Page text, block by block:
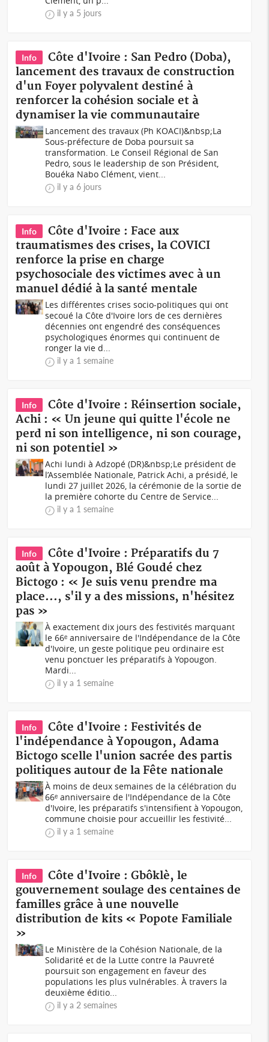
il y a 5 jours
Info
Côte d'Ivoire : San Pedro (Doba),
lancement des travaux de construction
d'un Foyer polyvalent destiné à
renforcer la cohésion sociale et à
dynamiser la vie communautaire
Lancement des travaux (Ph KOACI)&nbsp;La
Sous-préfecture de Doba poursuit sa
transformation. Le Conseil Régional de San
Pedro, sous le leadership de son Président,
Bouéka Nabo Clément, vient...
il y a 6 jours
Info
Côte d'Ivoire : Face aux
traumatismes des crises, la COVICI
renforce la prise en charge
psychosociale des victimes avec à un
manuel dédié à la santé mentale
Les différentes crises socio-politiques qui ont
secoué la Côte d'Ivoire lors de ces dernières
décennies ont engendré des conséquences
psychologiques énormes qui continuent de
ronger la vie d...
il y a 1 semaine
Info
Côte d'Ivoire : Réinsertion sociale,
Achi : « Un jeune qui quitte l'école ne
perd ni son intelligence, ni son courage,
ni son potentiel »
Achi lundi à Adzopé (DR)&nbsp;Le président de
l’Assemblée Nationale, Patrick Achi, a présidé, le
lundi 27 juillet 2026, la cérémonie de la sortie de
la première cohorte du Centre de Service...
il y a 1 semaine
Info
Côte d'Ivoire : Préparatifs du 7
août à Yopougon, Blé Goudé chez
Bictogo : « Je suis venu prendre ma
place..., s'il y a des missions, n'hésitez
pas »
À exactement dix jours des festivités marquant
le 66ᵉ anniversaire de l'Indépendance de la Côte
d'Ivoire, un geste politique peu ordinaire est
venu ponctuer les préparatifs à Yopougon.
Mardi...
il y a 1 semaine
Info
Côte d'Ivoire : Festivités de
l'indépendance à Yopougon, Adama
Bictogo scelle l'union sacrée des partis
politiques autour de la Fête nationale
À moins de deux semaines de la célébration du
66ᵉ anniversaire de l'Indépendance de la Côte
d'Ivoire, les préparatifs s'intensifient à Yopougon,
commune choisie pour accueillir les festivité...
il y a 1 semaine
Info
Côte d'Ivoire : Gbôklè, le
gouvernement soulage des centaines de
familles grâce à une nouvelle
distribution de kits « Popote Familiale
»
Le Ministère de la Cohésion Nationale, de la
Solidarité et de la Lutte contre la Pauvreté
poursuit son engagement en faveur des
populations les plus vulnérables. À travers la
deuxième éditio...
il y a 2 semaines